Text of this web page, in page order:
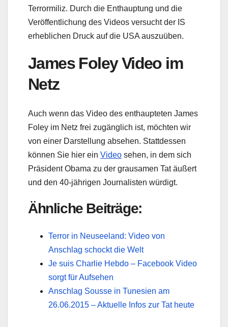
Terrormiliz. Durch die Enthauptung und die
Veröffentlichung des Videos versucht der IS
erheblichen Druck auf die USA auszuüben.
James Foley Video im
Netz
Auch wenn das Video des enthaupteten James
Foley im Netz frei zugänglich ist, möchten wir
von einer Darstellung absehen. Stattdessen
können Sie hier ein Video sehen, in dem sich
Präsident Obama zu der grausamen Tat äußert
und den 40-jährigen Journalisten würdigt.
Ähnliche Beiträge:
Terror in Neuseeland: Video von
Anschlag schockt die Welt
Je suis Charlie Hebdo – Facebook Video
sorgt für Aufsehen
Anschlag Sousse in Tunesien am
26.06.2015 – Aktuelle Infos zur Tat heute